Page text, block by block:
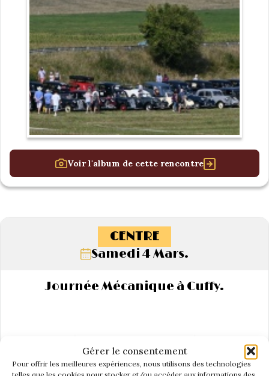
Gérer le consentement
Pour offrir les meilleures expériences, nous utilisons des technologies
telles que les cookies pour stocker et/ou accéder aux informations des
Voir l'album de cette rencontre
CENTRE
Samedi 4 Mars.
Journée Mécanique à Cuffy.